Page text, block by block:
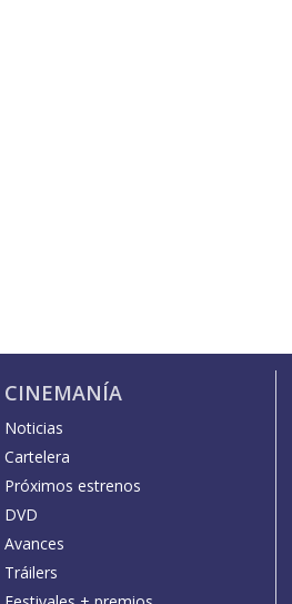
CINEMANÍA
Noticias
Cartelera
Próximos estrenos
DVD
Avances
Tráilers